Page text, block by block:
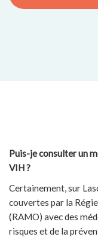
Puis-je consulter un
VIH ?
Certainement, sur
couvertes par la Régie
(RAMO) avec des
risques et de la